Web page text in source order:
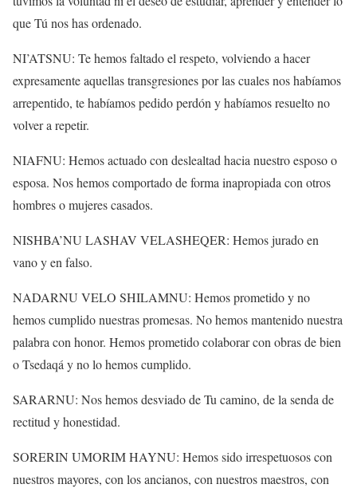
que Tú nos has ordenado.
NI’ATSNU: Te hemos faltado el respeto, volviendo a hacer
expresamente aquellas transgresiones por las cuales nos habíamos
arrepentido, te habíamos pedido perdón y habíamos resuelto no
volver a repetir.
NIAFNU: Hemos actuado con deslealtad hacia nuestro esposo o
esposa. Nos hemos comportado de forma inapropiada con otros
hombres o mujeres casados.
NISHBA’NU LASHAV VELASHEQER: Hemos jurado en
vano y en falso.
NADARNU VELO SHILAMNU: Hemos prometido y no
hemos cumplido nuestras promesas. No hemos mantenido nuestra
palabra con honor. Hemos prometido colaborar con obras de bien
o Tsedaqá y no lo hemos cumplido.
SARARNU: Nos hemos desviado de Tu camino, de la senda de
rectitud y honestidad.
SORERIN UMORIM HAYNU: Hemos sido irrespetuosos con
nuestros mayores, con los ancianos, con nuestros maestros, con